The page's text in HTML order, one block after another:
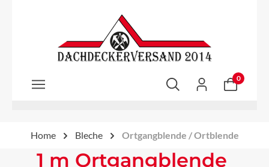
Zum Hauptinhalt springen
0
Home Bleche Ortgangblende / Ortblende
1 m Ortgangblende